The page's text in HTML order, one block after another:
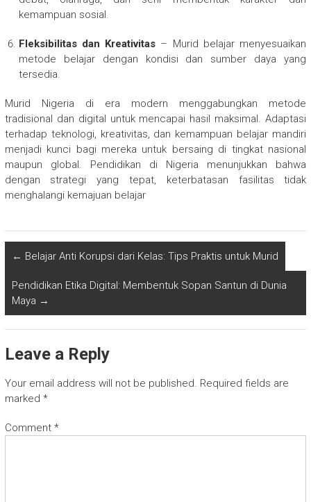
kemampuan sosial.
Fleksibilitas dan Kreativitas – Murid belajar menyesuaikan
metode belajar dengan kondisi dan sumber daya yang
tersedia.
Murid Nigeria di era modern menggabungkan metode
tradisional dan digital untuk mencapai hasil maksimal. Adaptasi
terhadap teknologi, kreativitas, dan kemampuan belajar mandiri
menjadi kunci bagi mereka untuk bersaing di tingkat nasional
maupun global. Pendidikan di Nigeria menunjukkan bahwa
dengan strategi yang tepat, keterbatasan fasilitas tidak
menghalangi kemajuan belajar
← Belajar Anti Korupsi dari Kelas: Tips Praktis untuk Murid
Pendidikan Etika Digital: Membentuk Sopan Santun di Dunia
Maya →
Leave a Reply
Your email address will not be published. Required fields are
marked *
Comment *